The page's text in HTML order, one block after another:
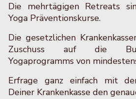
Die mehrtägigen Retreats
Yoga Präventionskurse.
Die gesetzlichen
Zuschuss auf die
Yogaprogramms von
Erfrage ganz einfach mit
Deiner Krankenkasse den